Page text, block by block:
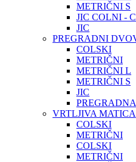
METRIČNI S
JIC COLNI -
JIC
PREGRADNI
COLSKI
METRIČNI
METRIČNI L
METRIČNI S
JIC
VRTLJIVA MATICA
COLSKI
METRIČNI
COLSKI
METRIČNI